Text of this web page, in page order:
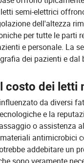
semi-elettrici
dell'altezza
per tutte le parti
e personale. La
dei pazienti e dal
costo dei letti
da diversi
e la
o assistenza
antimicrobici
addebitare un